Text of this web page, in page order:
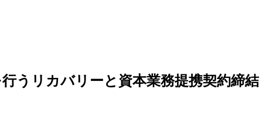
うリカバリーと資本業務提携契約締結